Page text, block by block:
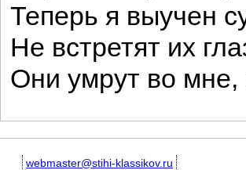
Теперь я выучен
Не встретят их
Они умрут во мне,
webmaster@stihi-klassikov.ru